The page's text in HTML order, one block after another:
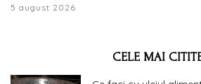
5 august 2026
CELE MAI